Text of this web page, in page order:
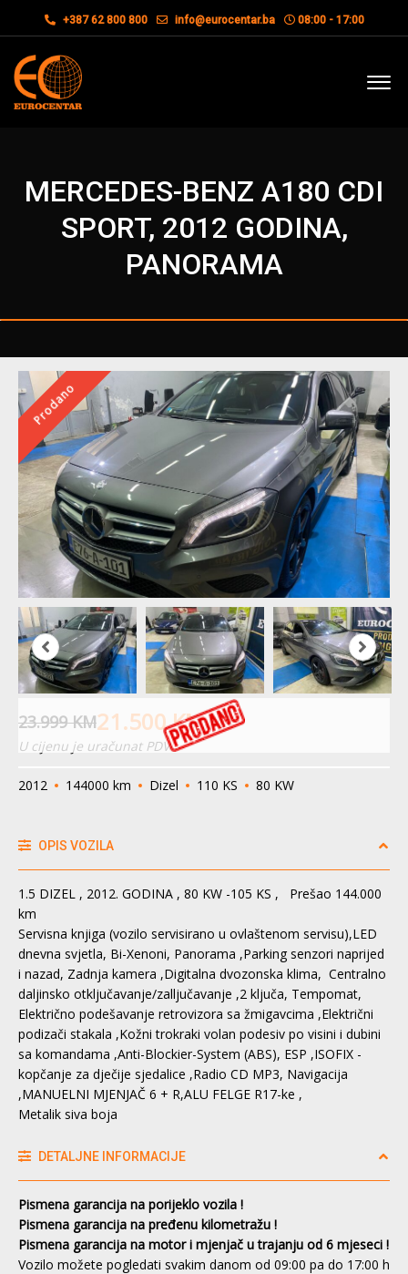
+387 62 800 800 info@eurocentar.ba 08:00 - 17:00
MERCEDES-BENZ A180 CDI
SPORT, 2012 GODINA,
PANORAMA
Prodano
23.999KM21.500KM
U cijenu je uračunat PDV
2012 144000 km Dizel 110 KS 80 KW
OPIS VOZILA
1.5 DIZEL , 2012. GODINA , 80 KW -105 KS , Prešao 144.000
km
Servisna knjiga (vozilo servisirano u ovlaštenom servisu),LED
dnevna svjetla, Bi-Xenoni, Panorama ,Parking senzori naprijed
i nazad, Zadnja kamera ,Digitalna dvozonska klima, Centralno
daljinsko otključavanje/zalljučavanje ,2 ključa, Tempomat,
Električno podešavanje retrovizora sa žmigavcima ,Električni
podizači stakala ,Kožni trokraki volan podesiv po visini i dubini
sa komandama ,Anti-Blockier-System (ABS), ESP ,ISOFIX -
kopčanje za dječije sjedalice ,Radio CD MP3, Navigacija
,MANUELNI MJENJAČ 6 + R,ALU FELGE R17-ke ,
Metalik siva boja
DETALJNE INFORMACIJE
Pismena garancija na porijeklo vozila !
Pismena garancija na pređenu kilometražu !
Pismena garancija na motor i mjenjač u trajanju od 6 mjeseci !
Vozilo možete pogledati svakim danom od 09:00 pa do 17:00 h